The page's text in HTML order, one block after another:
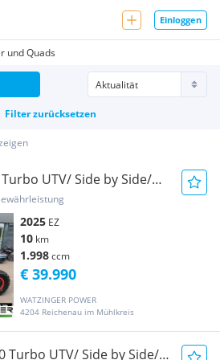
Einloggen
und Quads
Filter zurücksetzen
UTV/ Side by Side/
2025 EZ
10 km
1.998ccm
WATZINGER POWER
4204 Reichenau im Mühlkreis
€ 39.990
Turbo UTV/ Side by Side/